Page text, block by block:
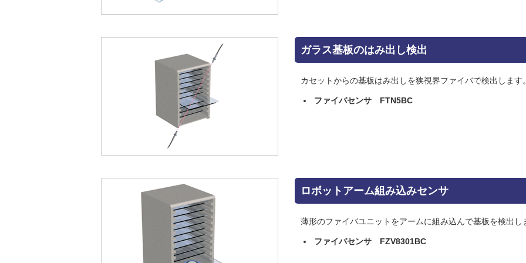
ガラス基板のはみ出し検出
カセットからの基板はみ出しを狭視界ファイバで検出します。
ファイバセンサ FTN5BC
ロボットアーム組み込みセンサ
薄形のファイバユニットをアームに組み込んで基板を検出し
ファイバセンサ FZV8301BC